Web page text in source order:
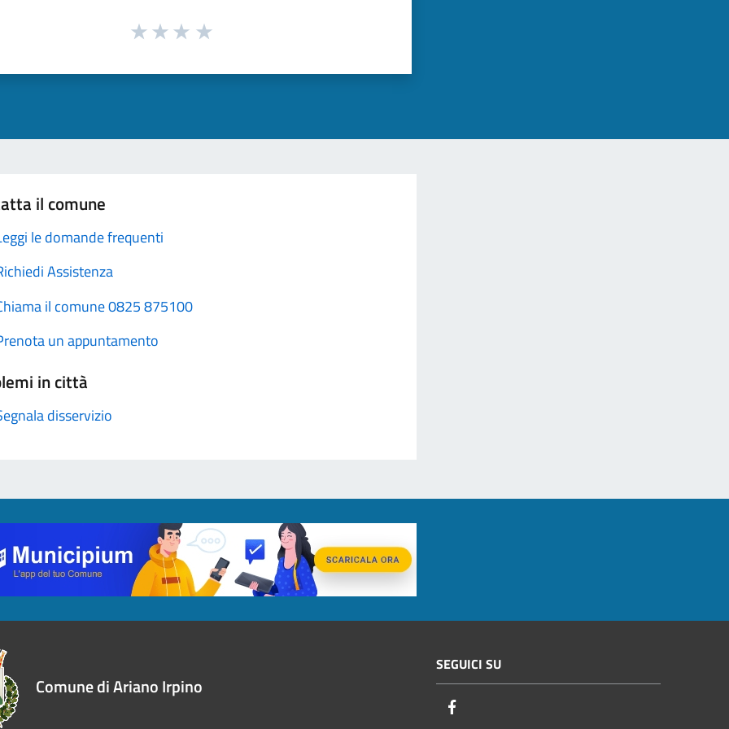
il comune
le domande frequenti
Assistenza
il comune 0825 875100
un appuntamento
in città
disservizio
Comune di Ariano Irpino
SEGUICI SU